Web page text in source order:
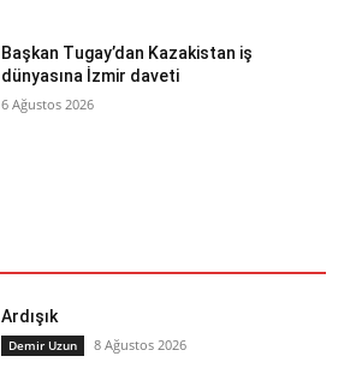
Başkan Tugay’dan Kazakistan iş
dünyasına İzmir daveti
6 Ağustos 2026
Ardışık
Demir Uzun 8 Ağustos 2026